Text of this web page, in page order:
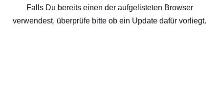
Falls Du bereits einen der aufgelisteten Browser
verwendest, überprüfe bitte ob ein Update dafür vorliegt.